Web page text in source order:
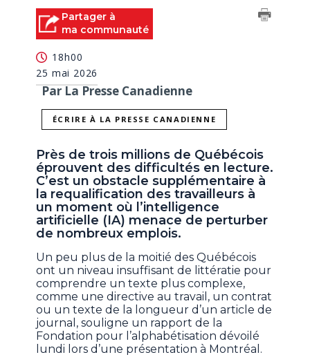
Partager à
ma communauté
18h00
25 mai 2026
Par La Presse Canadienne
ÉCRIRE À LA PRESSE CANADIENNE
Près de trois millions de Québécois
éprouvent des difficultés en lecture.
C’est un obstacle supplémentaire à
la requalification des travailleurs à
un moment où l’intelligence
artificielle (IA) menace de perturber
de nombreux emplois.
Un peu plus de la moitié des Québécois
ont un niveau insuffisant de littératie pour
comprendre un texte plus complexe,
comme une directive au travail, un contrat
ou un texte de la longueur d’un article de
journal, souligne un rapport de la
Fondation pour l’alphabétisation dévoilé
lundi lors d’une présentation à Montréal.